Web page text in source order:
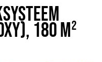
180 m²